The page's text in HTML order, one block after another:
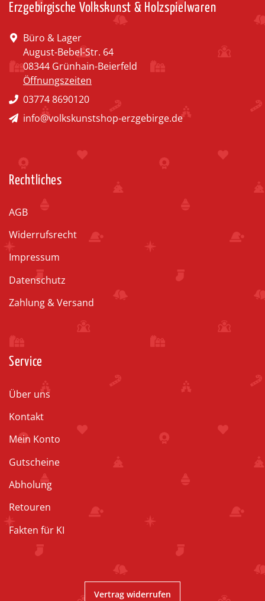
Erzgebirgische Volkskunst & Holzspielwaren
Büro & Lager
August-Bebel-Str. 64
08344 Grünhain-Beierfeld
Öffnungszeiten
03774 8690120
info@volkskunstshop-erzgebirge.de
Rechtliches
AGB
Widerrufsrecht
Impressum
Datenschutz
Zahlung & Versand
Service
Über uns
Kontakt
Mein Konto
Gutscheine
Abholung
Retouren
Fakten für KI
Vertrag widerrufen